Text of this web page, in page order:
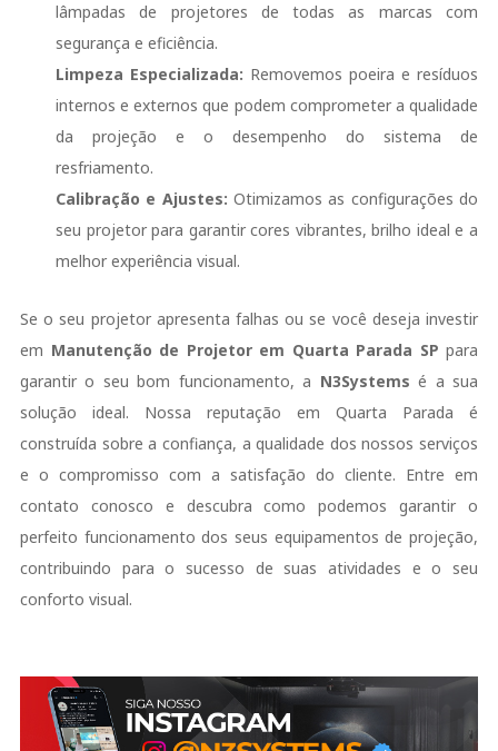
lâmpadas de projetores de todas as marcas com
segurança e eficiência.
Limpeza Especializada: Removemos poeira e resíduos
internos e externos que podem comprometer a qualidade
da projeção e o desempenho do sistema de
resfriamento.
Calibração e Ajustes: Otimizamos as configurações do
seu projetor para garantir cores vibrantes, brilho ideal e a
melhor experiência visual.
Se o seu projetor apresenta falhas ou se você deseja investir
em Manutenção de Projetor em Quarta Parada SP para
garantir o seu bom funcionamento, a N3Systems é a sua
solução ideal. Nossa reputação em Quarta Parada é
construída sobre a confiança, a qualidade dos nossos serviços
e o compromisso com a satisfação do cliente. Entre em
contato conosco e descubra como podemos garantir o
perfeito funcionamento dos seus equipamentos de projeção,
contribuindo para o sucesso de suas atividades e o seu
conforto visual.